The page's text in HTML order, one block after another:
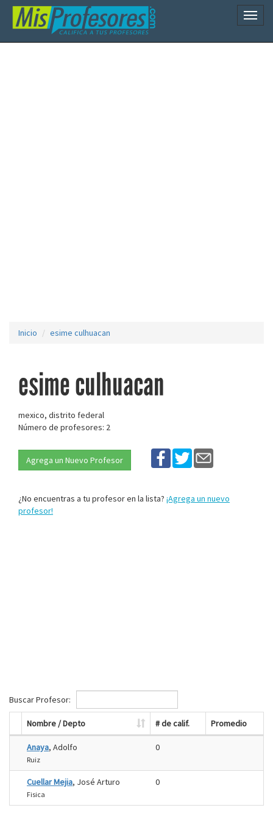
Inicio esime culhuacan
esime culhuacan
mexico, distrito federal
Número de profesores: 2
Agrega un Nuevo Profesor
¿No encuentras a tu profesor en la lista? ¡Agrega un nuevo
profesor!
Buscar Profesor:
Nombre / Depto # de calif. Promedio
Anaya, Adolfo
Ruiz
0
Cuellar Mejia, José Arturo
Fisica
0